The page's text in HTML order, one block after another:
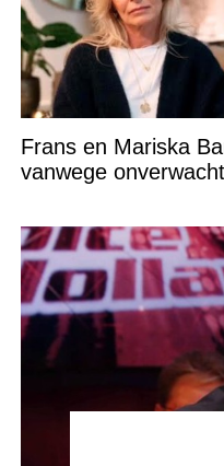
Frans en Mariska
vanwege